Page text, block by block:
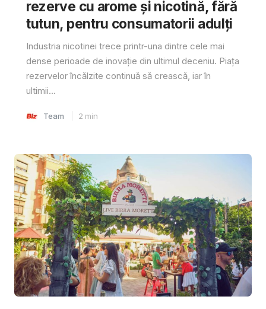
rezerve cu arome și nicotină, fără
tutun, pentru consumatorii adulți
Industria nicotinei trece printr-una dintre cele mai
dense perioade de inovație din ultimul deceniu. Piața
rezervelor încălzite continuă să crească, iar în
ultimii...
Team 2 min